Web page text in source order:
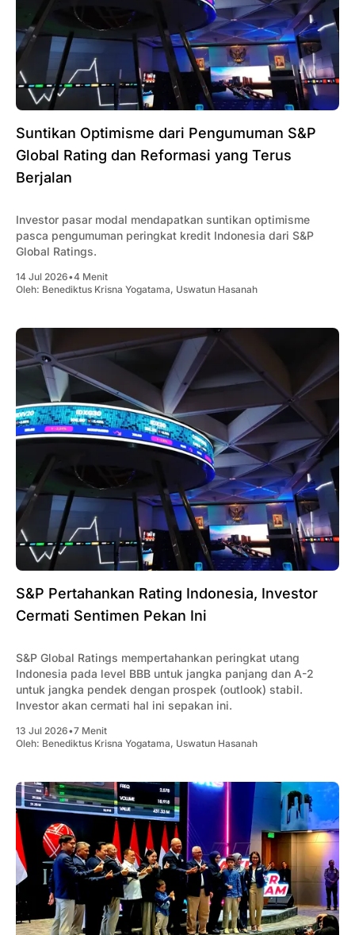
Suntikan Optimisme dari Pengumuman S&P
Global Rating dan Reformasi yang Terus
Berjalan
Investor pasar modal mendapatkan suntikan optimisme
pasca pengumuman peringkat kredit Indonesia dari S&P
Global Ratings.
14 Jul 2026•4 Menit
Oleh: Benediktus Krisna Yogatama, Uswatun Hasanah
S&P Pertahankan Rating Indonesia, Investor
Cermati Sentimen Pekan Ini
S&P Global Ratings mempertahankan peringkat utang
Indonesia pada level BBB untuk jangka panjang dan A-2
untuk jangka pendek dengan prospek (outlook) stabil.
Investor akan cermati hal ini sepakan ini.
13 Jul 2026•7 Menit
Oleh: Benediktus Krisna Yogatama, Uswatun Hasanah